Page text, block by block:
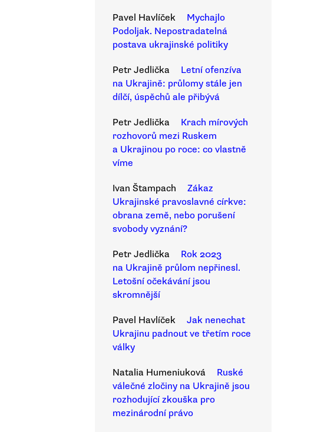
Pavel Havlíček
Mychajlo
Podoljak. Nepostradatelná
postava ukrajinské politiky
Petr Jedlička
Letní ofenzíva
na Ukrajině: průlomy stále jen
dílčí, úspěchů ale přibývá
Petr Jedlička
Krach mírových
rozhovorů mezi Ruskem
a Ukrajinou po roce: co vlastně
víme
Ivan Štampach
Zákaz
Ukrajinské pravoslavné církve:
obrana země, nebo porušení
svobody vyznání?
Petr Jedlička
Rok 2023
na Ukrajině průlom nepřinesl.
Letošní očekávání jsou
skromnější
Pavel Havlíček
Jak nenechat
Ukrajinu padnout ve třetím roce
války
Natalia Humeniuková
Ruské
válečné zločiny na Ukrajině jsou
rozhodující zkouška pro
mezinárodní právo